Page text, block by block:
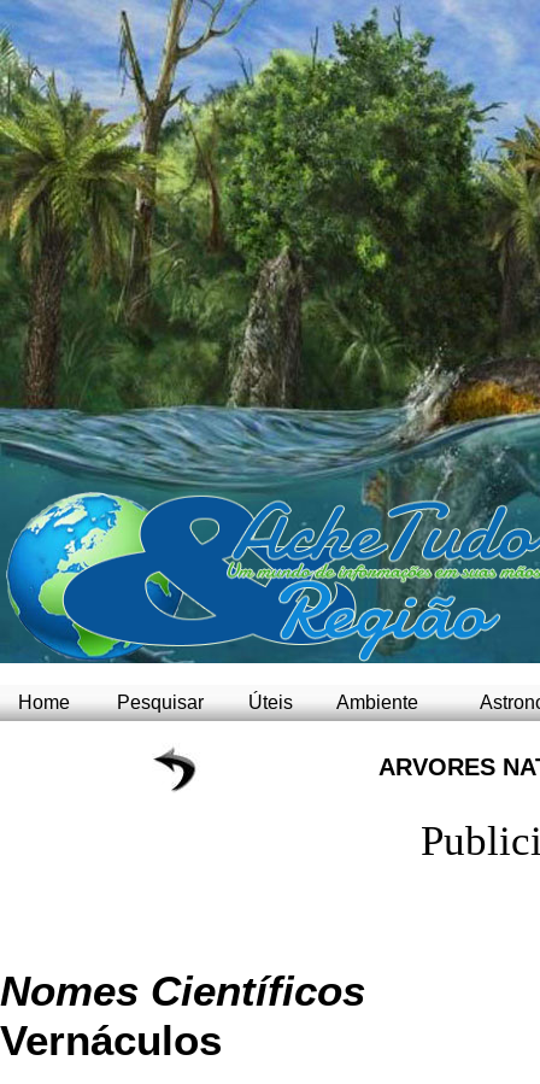
Home Pesquisar Úteis Ambiente
ARVORES
Nomes Científicos
Vernáculos